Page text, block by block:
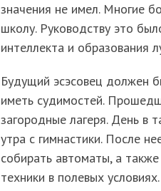
значения не имел. Многие
школу. Руководству это
интеллекта и образования
Будущий эсэсовец должен
иметь судимостей.
загородные лагеря. День в
утра с гимнастики. После
собирать автоматы, а
техники в полевых